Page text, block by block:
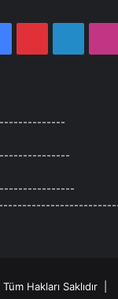
Hakları Saklıdır |